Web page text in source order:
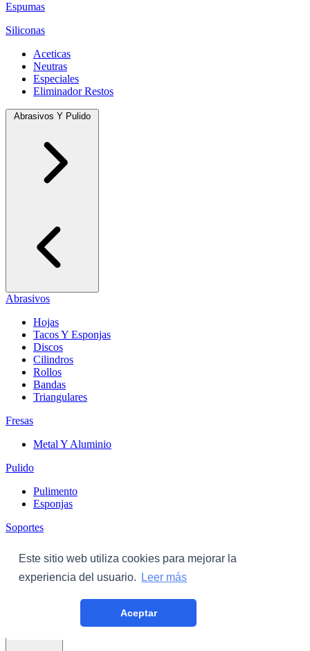
Este sitio web utiliza cookies para mejorar la
experiencia del usuario.
Leer más
Aceptar
Espumas
Siliconas
Aceticas
Neutras
Especiales
Eliminador Restos
Abrasivos Y Pulido
Abrasivos
Hojas
Tacos Y Esponjas
Discos
Cilindros
Rollos
Bandas
Triangulares
Fresas
Metal Y Aluminio
Pulido
Pulimento
Esponjas
Soportes
Triangulares